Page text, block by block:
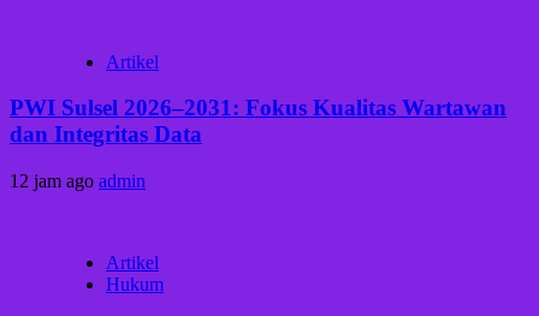
Artikel
PWI Sulsel 2026–2031: Fokus Kualitas Wartawan
dan Integritas Data
12 jam ago admin
Artikel
Hukum